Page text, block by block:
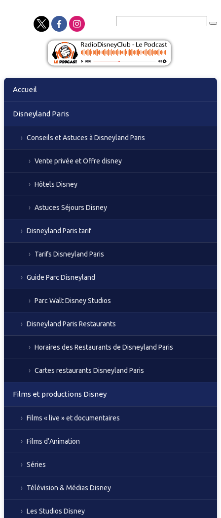
Skip
Accueil
Disneyland Paris
Conseils et Astuces à Disneyland Paris
Vente privée et Offre disney
Hôtels Disney
Astuces Séjours Disney
Disneyland Paris tarif
Tarifs Disneyland Paris
Guide Parc Disneyland
Parc Walt Disney Studios
Disneyland Paris Restaurants
Horaires des Restaurants de Disneyland Paris
Cartes restaurants Disneyland Paris
Films et productions Disney
Films « live » et documentaires
Films d’Animation
Séries
Télévision & Médias Disney
Les Studios Disney